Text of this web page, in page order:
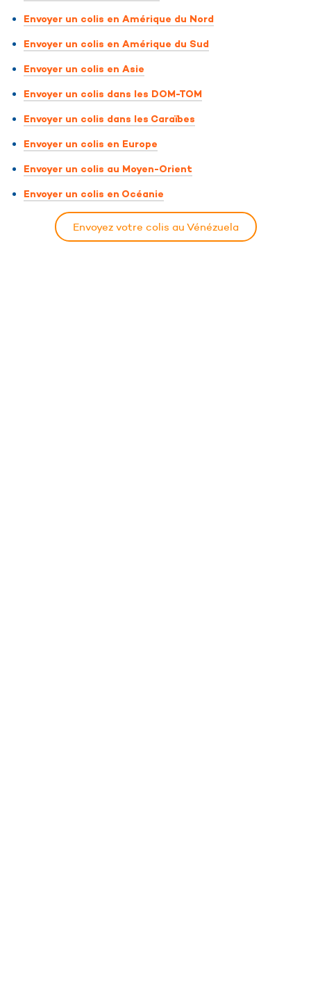
Envoyer un colis en Amérique du Nord
Envoyer un colis en Amérique du Sud
Envoyer un colis en Asie
Envoyer un colis dans les DOM-TOM
Envoyer un colis dans les Caraïbes
Envoyer un colis en Europe
Envoyer un colis au Moyen-Orient
Envoyer un colis en Océanie
Envoyez votre colis au Vénézuela